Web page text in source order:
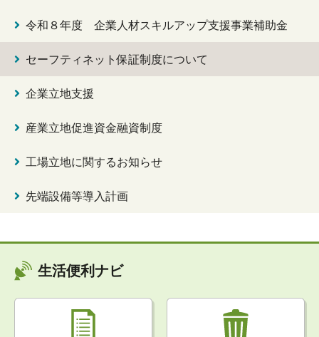
令和８年度 企業人材スキルアップ支援事業補助金
セーフティネット保証制度について
企業立地支援
産業立地促進資金融資制度
工場立地に関するお知らせ
先端設備等導入計画
生活便利ナビ